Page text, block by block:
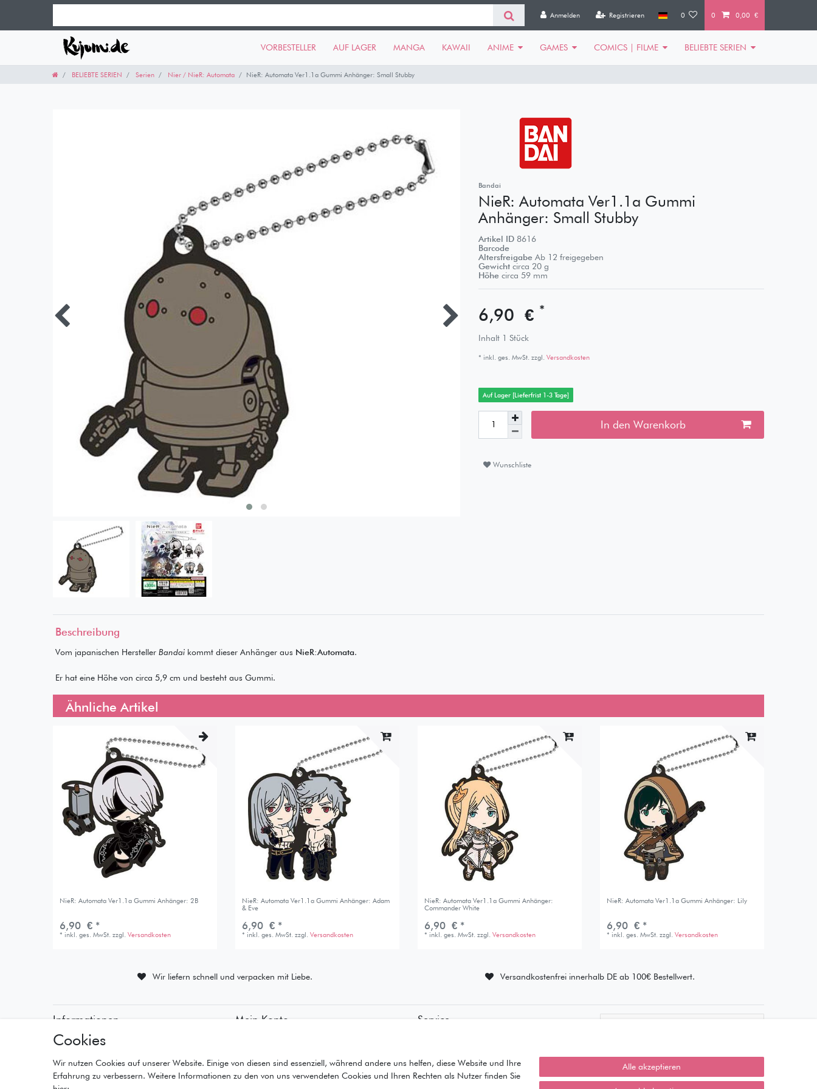
Anmelden Registrieren 0 0 0,00 €
VORBESTELLER AUF LAGER MANGA KAWAII ANIME GAMES COMICS | FILME BELIEBTE SERIEN
BELIEBTE SERIEN Serien Nier / NieR: Automata NieR: Automata Ver1.1a Gummi Anhänger: Small Stubby
Bandai
NieR: Automata Ver1.1a Gummi
Anhänger: Small Stubby
Artikel ID 8616
Barcode
Altersfreigabe Ab 12 freigegeben
Gewicht circa 20 g
Höhe circa 59 mm
6,90 € *
Inhalt 1 Stück
* inkl. ges. MwSt. zzgl. Versandkosten
Auf Lager [Lieferfrist 1-3 Tage]
In den Warenkorb
Wunschliste
Beschreibung
Vom japanischen Hersteller Bandaikommt dieser Anhänger aus NieR:Automata.
Er hat eine Höhe von circa 5,9 cm und besteht aus Gummi.
Ähnliche Artikel
NieR: Automata Ver1.1a Gummi Anhänger: 2B
6,90 € *
* inkl. ges. MwSt. zzgl.Versandkosten
NieR: Automata Ver1.1a Gummi Anhänger: Adam
& Eve
6,90 € *
* inkl. ges. MwSt. zzgl.Versandkosten
NieR: Automata Ver1.1a Gummi Anhänger:
Commander White
6,90 € *
* inkl. ges. MwSt. zzgl.Versandkosten
NieR: Automata Ver1.1a Gummi Anhänger: Lily
6,90 € *
* inkl. ges. MwSt. zzgl.Versandkosten
Wir liefern schnell und verpacken mit Liebe. Versandkostenfrei innerhalb DE ab 100€ Bestellwert.
Informationen
• Zahlungsarten
• Versandinformationen
• Lieferzeiten
• Widerrufsrecht
Mein Konto
• Warenkorb
• Kasse
Service
• AGB
• Impressum
abholen?
Ist die Ware neuverpackt?
Cookies
Wir nutzen Cookies auf unserer Website. Einige von diesen sind essenziell, während andere uns helfen, diese Website und Ihre
Erfahrung zu verbessern. Weitere Informationen zu den von uns verwendeten Cookies und Ihren Rechten als Nutzer finden Sie
Alle akzeptieren